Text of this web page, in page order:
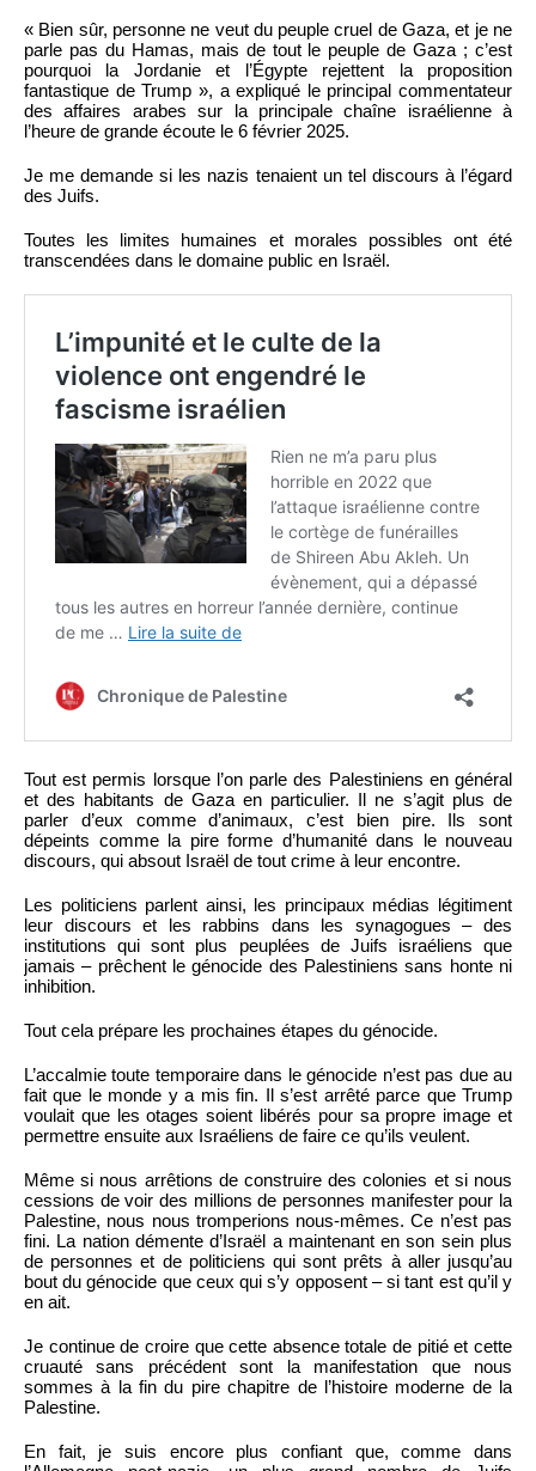
« Bien sûr, personne ne veut du peuple cruel de Gaza, et je ne
parle pas du Hamas, mais de tout le peuple de Gaza ; c’est
pourquoi la Jordanie et l’Égypte rejettent la proposition
fantastique de Trump », a expliqué le principal commentateur
des affaires arabes sur la principale chaîne israélienne à
l’heure de grande écoute le 6 février 2025.
Je me demande si les nazis tenaient un tel discours à l’égard
des Juifs.
Toutes les limites humaines et morales possibles ont été
transcendées dans le domaine public en Israël.
Tout est permis lorsque l’on parle des Palestiniens en général
et des habitants de Gaza en particulier. Il ne s’agit plus de
parler d’eux comme d’animaux, c’est bien pire. Ils sont
dépeints comme la pire forme d’humanité dans le nouveau
discours, qui absout Israël de tout crime à leur encontre.
Les politiciens parlent ainsi, les principaux médias légitiment
leur discours et les rabbins dans les synagogues – des
institutions qui sont plus peuplées de Juifs israéliens que
jamais – prêchent le génocide des Palestiniens sans honte ni
inhibition.
Tout cela prépare les prochaines étapes du génocide.
L’accalmie toute temporaire dans le génocide n’est pas due au
fait que le monde y a mis fin. Il s’est arrêté parce que Trump
voulait que les otages soient libérés pour sa propre image et
permettre ensuite aux Israéliens de faire ce qu’ils veulent.
Même si nous arrêtions de construire des colonies et si nous
cessions de voir des millions de personnes manifester pour la
Palestine, nous nous tromperions nous-mêmes. Ce n’est pas
fini. La nation démente d’Israël a maintenant en son sein plus
de personnes et de politiciens qui sont prêts à aller jusqu’au
bout du génocide que ceux qui s’y opposent – si tant est qu’il y
en ait.
Je continue de croire que cette absence totale de pitié et cette
cruauté sans précédent sont la manifestation que nous
sommes à la fin du pire chapitre de l’histoire moderne de la
Palestine.
En fait, je suis encore plus confiant que, comme dans